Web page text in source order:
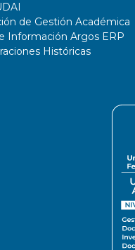
de Gestión Académica
Información Argos ERP
Históricas